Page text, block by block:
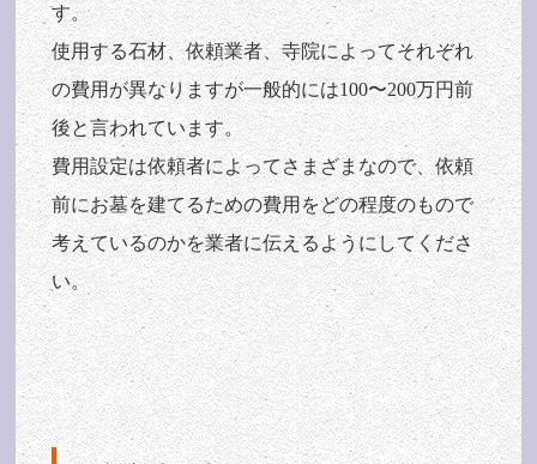
す。
使用する石材、依頼業者、寺院によってそれぞれ
の費用が異なりますが一般的には100〜200万円前
後と言われています。
費用設定は依頼者によってさまざまなので、依頼
前にお墓を建てるための費用をどの程度のもので
考えているのかを業者に伝えるようにしてくださ
い。